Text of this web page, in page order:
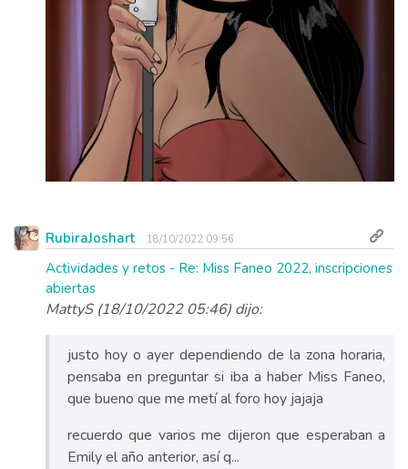
RubiraJoshart 18/10/2022 09:56
Actividades y retos - Re: Miss Faneo 2022, inscripciones
abiertas
MattyS (18/10/2022 05:46) dijo:
justo hoy o ayer dependiendo de la zona horaria,
pensaba en preguntar si iba a haber Miss Faneo,
que bueno que me metí al foro hoy jajaja
recuerdo que varios me dijeron que esperaban a
Emily el año anterior, así q...